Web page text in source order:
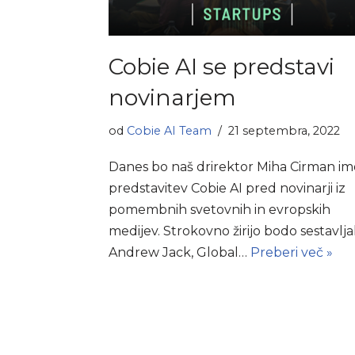
Cobie AI se predstavi
novinarjem
od Cobie AI Team 21 septembra, 2022
Danes bo naš drirektor Miha Cirman
predstavitev Cobie AI pred novinarji iz
pomembnih svetovnih in evropskih
medijev. Strokovno žirijo bodo
Andrew Jack, Global… Preberi več »